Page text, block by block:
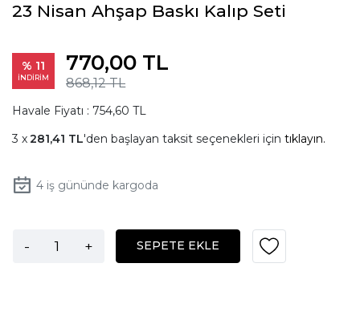
23 Nisan Ahşap Baskı Kalıp Seti
% 11
İNDİRİM 868,12 TL
770,00 TL
Havale Fiyatı : 754,60 TL
281,41 TL'den başlayan taksit seçenekleri için tıklayın.
4iş gününde kargoda
- + SEPETE EKLE